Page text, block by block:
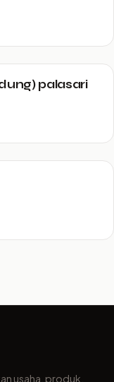
palasari
usaha, produk,